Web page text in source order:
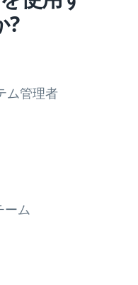
?
ム管理者
ーム